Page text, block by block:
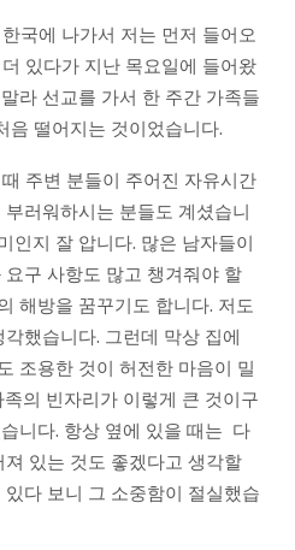
국에 나가서 저는 먼저 들어오
있다가 지난 목요일에 들어왔
라 선교를 가서 한 주간 가족들
음 떨어지는 것이었습니다.
주변 분들이 주어진 자유시간
러워하시는 분들도 계셨습니
인지 잘 압니다. 많은 남자들이
구 사항도 많고 챙겨줘야 할
해방을 꿈꾸기도 합니다. 저도
했습니다. 그런데 막상 집에
조용한 것이 허전한 마음이 밀
의 빈자리가 이렇게 큰 것이구
니다. 항상 옆에 있을 때는 다
있는 것도 좋겠다고 생각할
다 보니 그 소중함이 절실했습